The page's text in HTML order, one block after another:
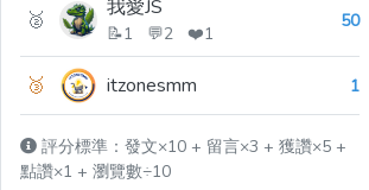
🥈 我愛JS
📝1 💬2 ❤️1
50
🥉 itzonesmm 1
評分標準：發文×10 + 留言×3 + 獲讚×5 +
點讚×1 + 瀏覽數÷10